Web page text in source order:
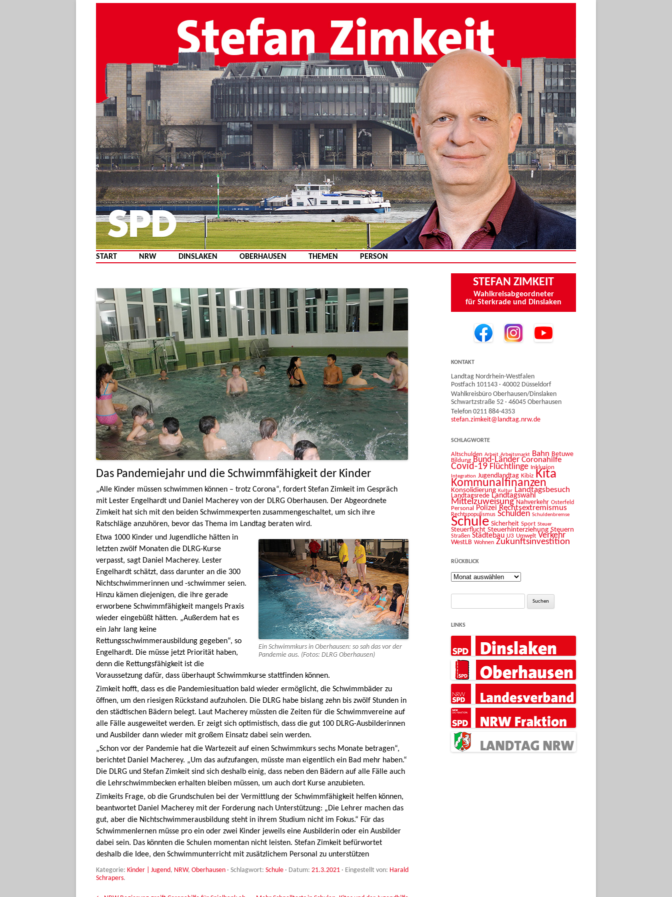
Zum Inhalt springen
START NRW DINSLAKEN OBERHAUSEN THEMEN PERSON
Das Pandemiejahr und die Schwimmfähigkeit der Kinder
„Alle Kinder müssen schwimmen können – trotz Corona“, fordert Stefan Zimkeit im Gespräch
mit Lester Engelhardt und Daniel Macherey von der DLRG Oberhausen. Der Abgeordnete
Zimkeit hat sich mit den beiden Schwimmexperten zusammengeschaltet, um sich ihre
Ratschläge anzuhören, bevor das Thema im Landtag beraten wird.
Ein Schwimmkurs in Oberhausen: so sah das vor der
Pandemie aus. (Fotos: DLRG Oberhausen)
Etwa 1000 Kinder und Jugendliche hätten in
letzten zwölf Monaten die DLRG-Kurse
verpasst, sagt Daniel Macherey. Lester
Engelhardt schätzt, dass darunter an die 300
Nichtschwimmerinnen und -schwimmer seien.
Hinzu kämen diejenigen, die ihre gerade
erworbene Schwimmfähigkeit mangels Praxis
wieder eingebüßt hätten. „Außerdem hat es
ein Jahr lang keine
Rettungsschwimmerausbildung gegeben“, so
Engelhardt. Die müsse jetzt Priorität haben,
denn die Rettungsfähigkeit ist die
Voraussetzung dafür, dass überhaupt Schwimmkurse stattfinden können.
Zimkeit hofft, dass es die Pandemiesituation bald wieder ermöglicht, die Schwimmbäder zu
öffnen, um den riesigen Rückstand aufzuholen. Die DLRG habe bislang zehn bis zwölf Stunden in
den städtischen Bädern belegt. Laut Macherey müssten die Zeiten für die Schwimmvereine auf
alle Fälle ausgeweitet werden. Er zeigt sich optimistisch, dass die gut 100 DLRG-Ausbilderinnen
und Ausbilder dann wieder mit großem Einsatz dabei sein werden.
„Schon vor der Pandemie hat die Wartezeit auf einen Schwimmkurs sechs Monate betragen“,
berichtet Daniel Macherey. „Um das aufzufangen, müsste man eigentlich ein Bad mehr haben.“
Die DLRG und Stefan Zimkeit sind sich deshalb einig, dass neben den Bädern auf alle Fälle auch
die Lehrschwimmbecken erhalten bleiben müssen, um auch dort Kurse anzubieten.
Zimkeits Frage, ob die Grundschulen bei der Vermittlung der Schwimmfähigkeit helfen können,
beantwortet Daniel Macherey mit der Forderung nach Unterstützung: „Die Lehrer machen das
gut, aber die Nichtschwimmerausbildung steht in ihrem Studium nicht im Fokus.“ Für das
Schwimmenlernen müsse pro ein oder zwei Kinder jeweils eine Ausbilderin oder ein Ausbilder
dabei sein. Das könnten die Schulen momentan nicht leisten. Stefan Zimkeit befürwortet
deshalb die Idee, den Schwimmunterricht mit zusätzlichem Personal zu unterstützen
Kategorie: Kinder | Jugend, NRW, Oberhausen · Schlagwort: Schule · Datum: 21.3.2021 · Eingestellt von: Harald
Schrapers.
STEFAN ZIMKEIT
Wahlkreisabgeordneter
für Sterkrade und Dinslaken
KONTAKT
Landtag Nordrhein-Westfalen
Postfach 101143 · 40002 Düsseldorf
Wahlkreisbüro Oberhausen/Dinslaken
Schwartzstraße 52 · 46045 Oberhausen
Telefon 0211 884-4353
stefan.zimkeit@landtag.nrw.de
SCHLAGWORTE
Altschulden Arbeit Arbeitsmarkt Bahn Betuwe
Bildung Bund-Länder Coronahilfe
Covid-19 Flüchtlinge Inklusion
Integration Jugendlandtag Kibiz Kita
Kommunalfinanzen
Konsolidierung Kultur Landtagsbesuch
Landtagsrede Landtagswahl
Mittelzuweisung Nahverkehr Osterfeld
Personal Polizei Rechtsextremismus
Rechtspopulismus Schulden Schuldenbremse
Schule Sicherheit Sport Steuer
Steuerflucht Steuerhinterziehung Steuern
Straßen Städtebau U3 Umwelt Verkehr
WestLB Wohnen Zukunftsinvestition
RÜCKBLICK
Rückblick
Suche
LINKS